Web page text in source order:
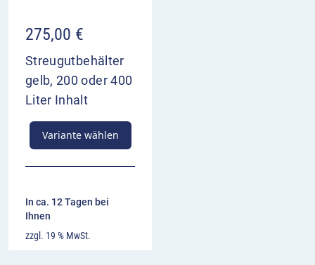
275,00 €
Streugutbehälter
gelb, 200 oder 400
Liter Inhalt
Variante wählen
In ca. 12 Tagen bei
Ihnen
zzgl. 19 % MwSt.